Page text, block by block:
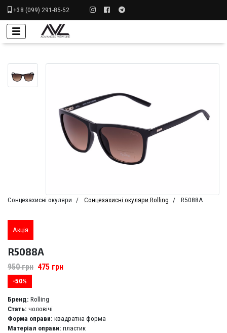
+38 (099) 291-85-52
Сонцезахисні окуляри Сонцезахисні окуляри Rolling R5088A
Акція
R5088A
950грн 475 грн
-50%
Бренд: Rolling
Стать: чоловічі
Форма оправи: квадратна форма
Матеріал оправи: пластик